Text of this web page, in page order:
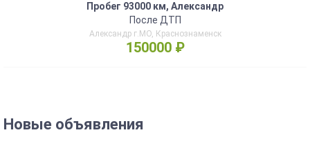
Пробег 93000 км, Александр
После ДТП
Александр г.МО, Краснознаменск
150000 ₽
Новые объявления